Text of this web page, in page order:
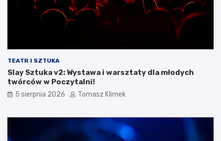
TEATR I SZTUKA
Slay Sztuka v2: Wystawa i warsztaty dla młodych
twórców w Poczytalni!
5 sierpnia 2026 Tomasz Klimek